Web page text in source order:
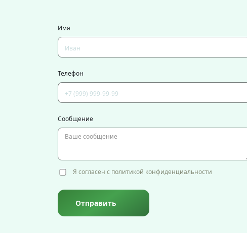
Имя
Телефон
Сообщение
Я согласен с политикой конфиденциальности
Отправить